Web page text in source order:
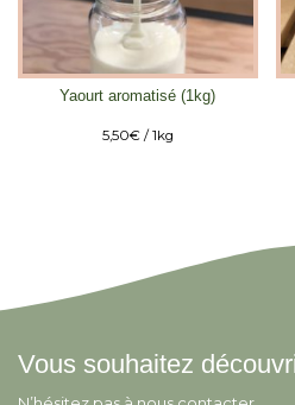
Yaourt aromatisé (1kg)
5,50€ / 1kg
Vous souhaitez